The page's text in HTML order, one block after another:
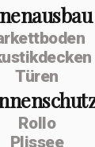
Türen
Rollo
Plissee